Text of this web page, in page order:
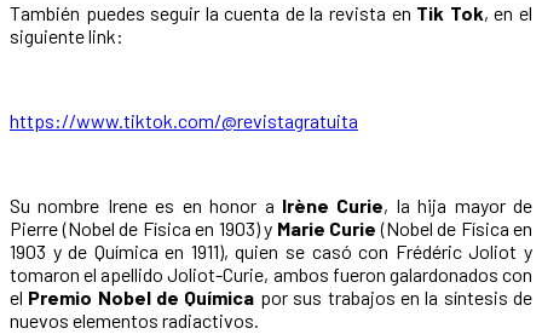
También puedes seguir la cuenta de la revista en Tik Tok, en el
siguiente link:
https://www.tiktok.com/@revistagratuita
Su nombre Irene es en honor a Irène Curie, la hija mayor de
Pierre (Nobel de Física en 1903) y Marie Curie (Nobel de Física en
1903 y de Química en 1911), quien se casó con Frédéric Joliot y
tomaron el apellido Joliot-Curie, ambos fueron galardonados con
el Premio Nobel de Química por sus trabajos en la síntesis de
nuevos elementos radiactivos.